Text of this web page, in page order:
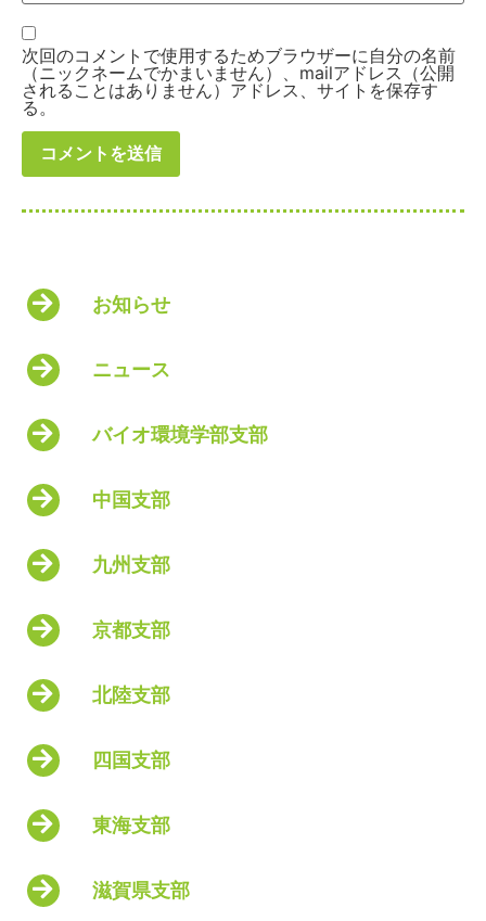
次回のコメントで使用するためブラウザーに自分の名前
（ニックネームでかまいません）、mailアドレス（公開
されることはありません）アドレス、サイトを保存す
る。
お知らせ
ニュース
バイオ環境学部支部
中国支部
九州支部
京都支部
北陸支部
四国支部
東海支部
滋賀県支部